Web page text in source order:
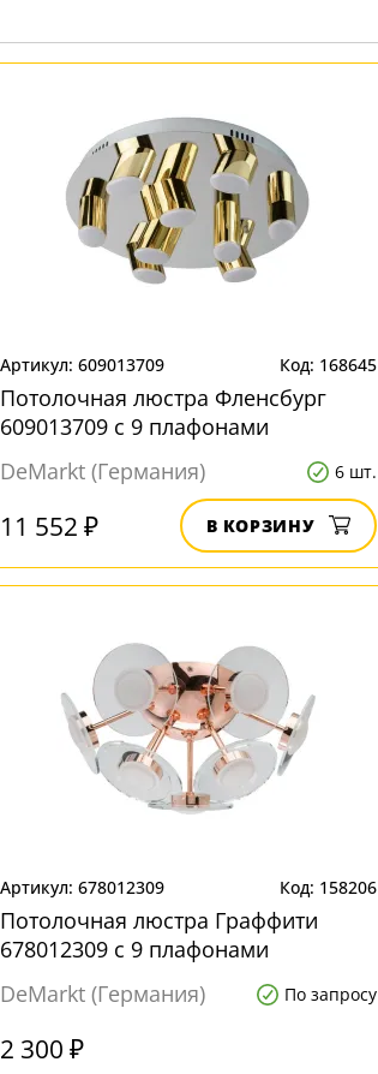
609013709 168645
Потолочная люстра Фленсбург
609013709 с 9 плафонами
DeMarkt (Германия)
6 шт.
11 552 ₽ В КОРЗИНУ
678012309 158206
Потолочная люстра Граффити
678012309 с 9 плафонами
DeMarkt (Германия)
По запросу
2 300 ₽